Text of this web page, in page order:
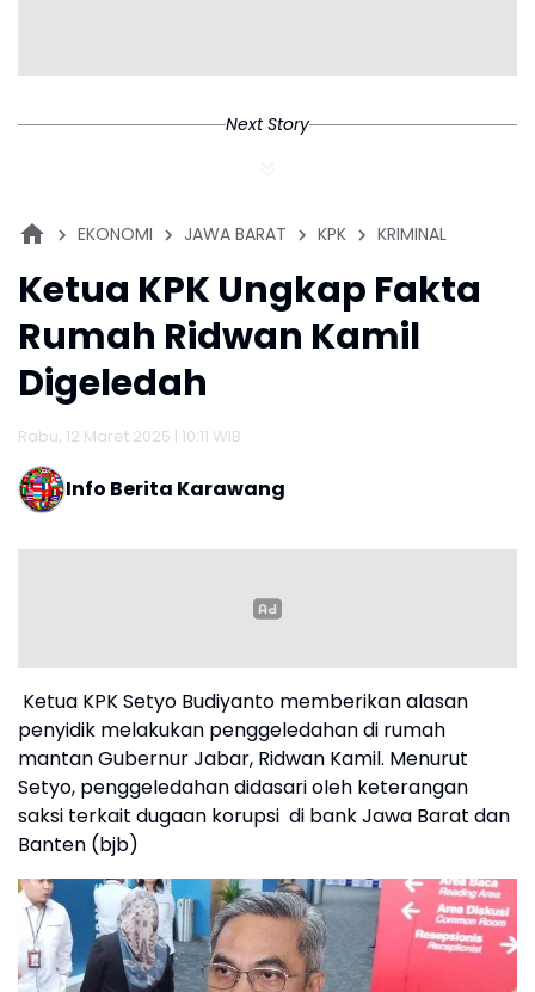
Next Story
EKONOMI JAWA BARAT KPK KRIMINAL
Ketua KPK Ungkap Fakta
Rumah Ridwan Kamil
Digeledah
Rabu, 12 Maret 2025 | 10:11 WIB
Info Berita Karawang
Ketua KPK Setyo Budiyanto memberikan alasan
penyidik melakukan penggeledahan di rumah
mantan Gubernur Jabar, Ridwan Kamil. Menurut
Setyo, penggeledahan didasari oleh keterangan
saksi terkait dugaan korupsi di bank Jawa Barat dan
Banten (bjb)